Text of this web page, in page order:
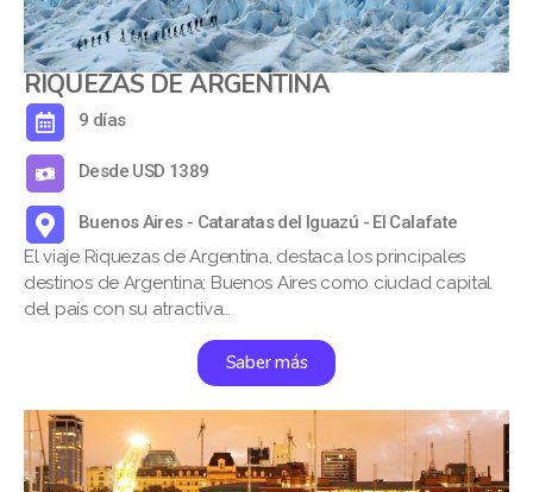
RIQUEZAS DE ARGENTINA
9 días
Desde USD 1389
Buenos Aires - Cataratas del Iguazú - El Calafate
El viaje Riquezas de Argentina, destaca los principales
destinos de Argentina; Buenos Aires como ciudad capital
del país con su atractiva…
Saber más